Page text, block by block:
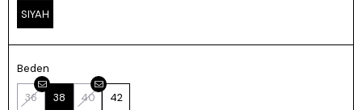
SIYAH
Beden
36 38 40 42